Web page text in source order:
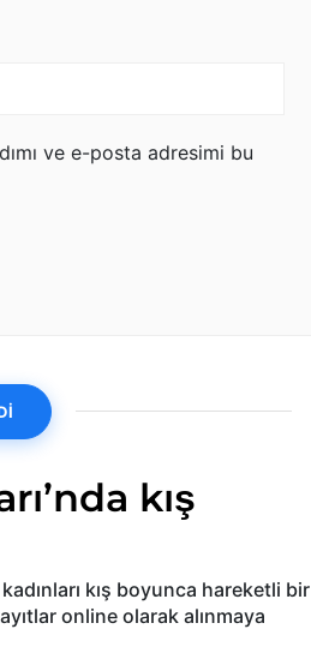
ve e-posta adresimi bu
kış
kış boyunca hareketli bir
online olarak alınmaya